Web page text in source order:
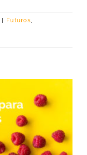
| Futuros,